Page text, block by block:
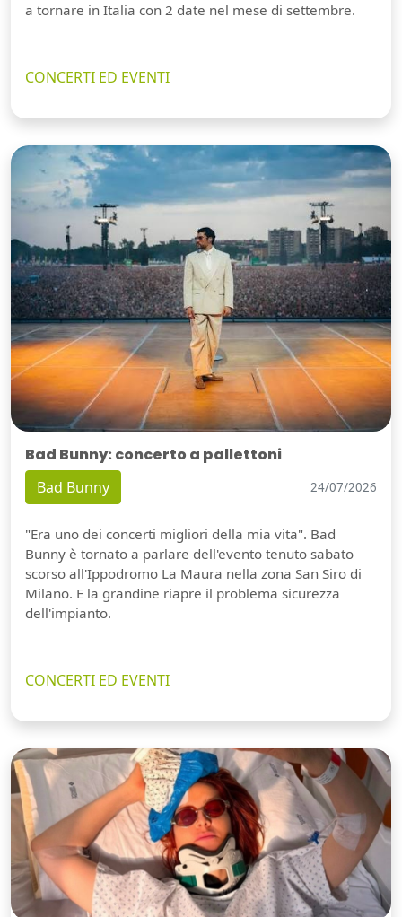
a tornare in Italia con 2 date nel mese di settembre.
CONCERTI ED EVENTI
Bad Bunny: concerto a pallettoni
Bad Bunny 24/07/2026
"Era uno dei concerti migliori della mia vita". Bad
Bunny è tornato a parlare dell'evento tenuto sabato
scorso all'Ippodromo La Maura nella zona San Siro di
Milano. E la grandine riapre il problema sicurezza
dell'impianto.
CONCERTI ED EVENTI